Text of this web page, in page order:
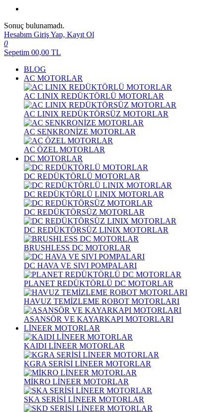
Sonuç bulunamadı.
Hesabım Giriş Yap, Kayıt Ol
0
Sepetim 00,00 TL
BLOG
AC MOTORLAR
AC LINIX REDÜKTÖRLÜ MOTORLAR
AC LINIX REDÜKTÖRSÜZ MOTORLAR
AC SENKRONİZE MOTORLAR
AC ÖZEL MOTORLAR
DC MOTORLAR
DC REDÜKTÖRLÜ MOTORLAR
DC REDÜKTÖRLÜ LINIX MOTORLAR
DC REDÜKTÖRSÜZ MOTORLAR
DC REDÜKTÖRSÜZ LINIX MOTORLAR
BRUSHLESS DC MOTORLAR
DC HAVA VE SIVI POMPALARI
PLANET REDÜKTÖRLÜ DC MOTORLAR
HAVUZ TEMİZLEME ROBOT MOTORLARI
ASANSÖR VE KAYARKAPI MOTORLARI
LİNEER MOTORLAR
KAIDI LİNEER MOTORLAR
KGRA SERİSİ LİNEER MOTORLAR
MİKRO LİNEER MOTORLAR
SKA SERİSİ LİNEER MOTORLAR